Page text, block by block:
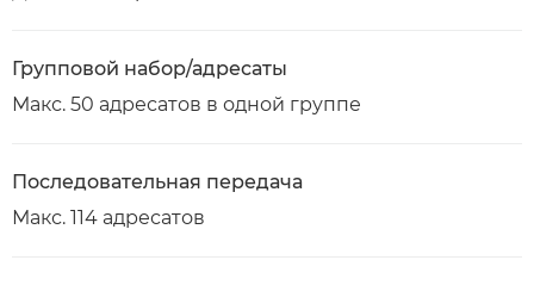
Групповой набор/адресаты
Макс. 50 адресатов в одной группе
Последовательная передача
Макс. 114 адресатов